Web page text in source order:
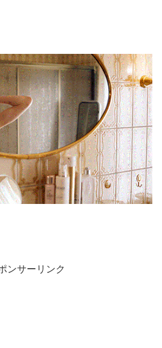
ンサーリンク